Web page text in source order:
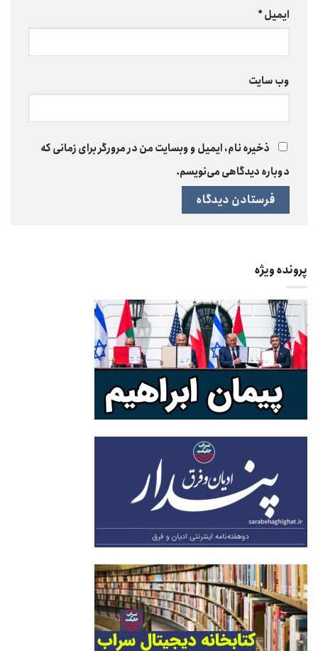
ایمیل*
وب‌ سایت
ذخیره نام، ایمیل و وبسایت من در مرورگر برای زمانی که
دوباره دیدگاهی می‌نویسم.
پرونده ویژه